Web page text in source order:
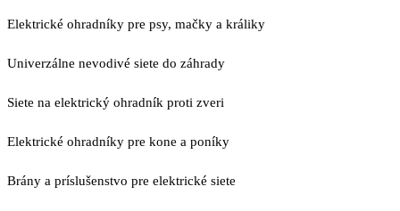
Elektrické ohradníky pre psy, mačky a králiky
Univerzálne nevodivé siete do záhrady
Siete na elektrický ohradník proti zveri
Elektrické ohradníky pre kone a poníky
Brány a príslušenstvo pre elektrické siete